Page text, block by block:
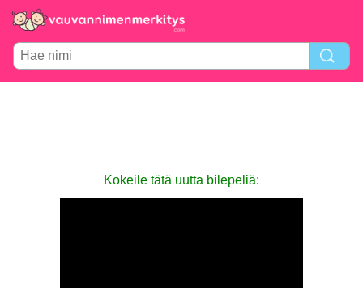
Kokeile tätä uutta bilepeliä: